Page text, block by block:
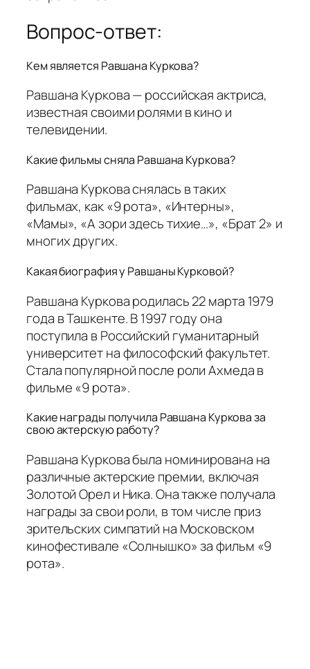
Вопрос-ответ:
Кем является Равшана Куркова?
Равшана Куркова — российская актриса,
известная своими ролями в кино и
телевидении.
Какие фильмы сняла Равшана Куркова?
Равшана Куркова снялась в таких
фильмах, как «9 рота», «Интерны»,
«Мамы», «А зори здесь тихие…», «Брат 2» и
многих других.
Какая биография у Равшаны Курковой?
Равшана Куркова родилась 22 марта 1979
года в Ташкенте. В 1997 году она
поступила в Российский гуманитарный
университет на философский факультет.
Стала популярной после роли Ахмеда в
фильме «9 рота».
Какие награды получила Равшана Куркова за
свою актерскую работу?
Равшана Куркова была номинирована на
различные актерские премии, включая
Золотой Орел и Ника. Она также получала
награды за свои роли, в том числе приз
зрительских симпатий на Московском
кинофестивале «Солнышко» за фильм «9
рота».